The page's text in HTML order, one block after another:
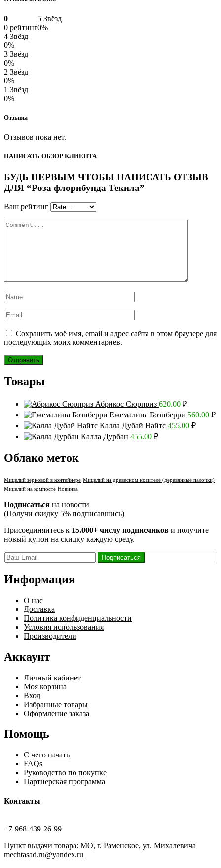
0
0 рейтинг
5 Звёзд
0%
4 Звёзд
0%
3 Звёзд
0%
2 Звёзд
0%
1 Звёзд
0%
Отзывы
Отзывов пока нет.
НАПИСАТЬ ОБЗОР КЛИЕНТА
БУДЬ ПЕРВЫМ ЧТОБЫ НАПИСАТЬ ОТЗЫВ
ДЛЯ “Роза флорибунда Текила”
Ваш рейтинг
Сохранить моё имя, email и адрес сайта в этом браузере для
последующих моих комментариев.
Товары
Абрикос Сюрприз 620.00 ₽
Ежемалина Бознберри 560.00 ₽
Калла Дубай Найтс 455.00 ₽
Калла Дурбан 455.00 ₽
Облако меток
Мицелий зерновой в контейнере Мицелий на древесном носителе (деревянные палочки)
Мицелий на компосте Новинка
Подписаться на новости
(Получи скидку 5% подписавшись)
Присоединяйтесь к 15.000+ числу подписчиков и получите
новый купон на скидку каждую среду.
Информация
О нас
Доставка
Политика конфиденциальности
Условия использования
Производители
Аккаунт
Личный кабинет
Моя корзина
Вход
Избранные товары
Оформление заказа
Помощь
С чего начать
FAQs
Руководство по покупке
Партнерская программа
Контакты
+7-968-439-26-99
Пункт выдачи товара: МО, г. Раменское, ул. Михалевича
mechtasad.ru@yandex.ru